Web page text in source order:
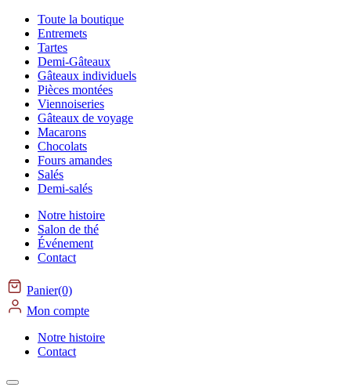
Toute la boutique
Entremets
Tartes
Demi-Gâteaux
Gâteaux individuels
Pièces montées
Viennoiseries
Gâteaux de voyage
Macarons
Chocolats
Fours amandes
Salés
Demi-salés
Notre histoire
Salon de thé
Événement
Contact
Panier(0)
Mon compte
Notre histoire
Contact